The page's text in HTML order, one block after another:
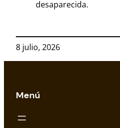
desaparecida.
8 julio, 2026
Menú